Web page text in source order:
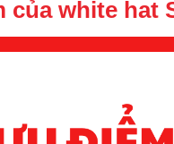
của white hat